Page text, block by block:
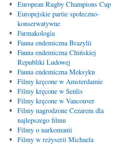
European Rugby Champions Cup
Europejskie partie społeczno-
konserwatywne
Farmakologia
Fauna endemiczna Brazylii
Fauna endemiczna Chińskiej
Republiki Ludowej
Fauna endemiczna Meksyku
Filmy kręcone w Amsterdamie
Filmy kręcone w Senlis
Filmy kręcone w Vancouver
Filmy nagrodzone Cezarem dla
najlepszego filmu
Filmy o narkomanii
Filmy w reżyserii Michaela